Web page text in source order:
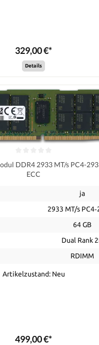
329,00 €*
Details
DDR4 2933 MT/s PC4-
ECC
ja
2933 MT/s
64 GB
Dual Rank
RDIMM
Artikelzustand: Neu
499,00 €*